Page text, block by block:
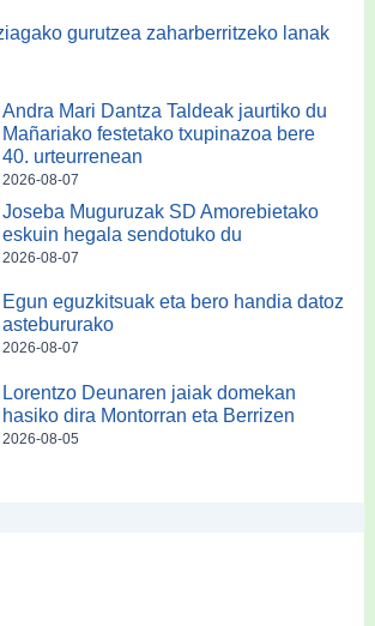
gurutzea zaharberritzeko lanak
Andra Mari Dantza Taldeak jaurtiko du
Mañariako festetako txupinazoa bere
40. urteurrenean
2026-08-07
Joseba Muguruzak SD Amorebietako
eskuin hegala sendotuko du
2026-08-07
Egun eguzkitsuak eta bero handia datoz
astebururako
2026-08-07
Lorentzo Deunaren jaiak domekan
hasiko dira Montorran eta Berrizen
2026-08-05